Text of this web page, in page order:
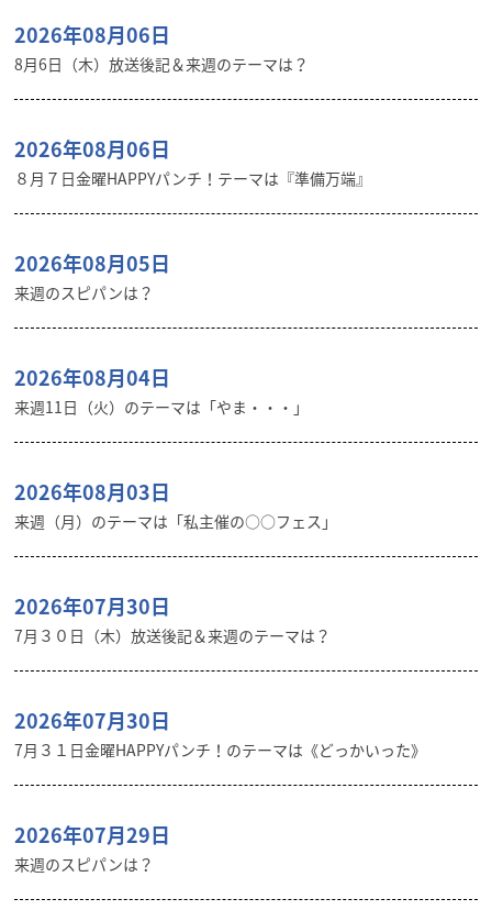
2026年08月06日
8月6日（木）放送後記＆来週のテーマは？
2026年08月06日
８月７日金曜HAPPYパンチ！テーマは『準備万端』
2026年08月05日
来週のスピパンは？
2026年08月04日
来週11日（火）のテーマは「やま・・・」
2026年08月03日
来週（月）のテーマは「私主催の○○フェス」
2026年07月30日
7月３０日（木）放送後記＆来週のテーマは？
2026年07月30日
7月３１日金曜HAPPYパンチ！のテーマは《どっかいった》
2026年07月29日
来週のスピパンは？